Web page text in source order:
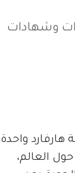
وشهادات
هارفارد واحدة
العالم،